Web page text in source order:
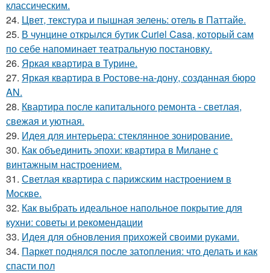
классическим.
24. Цвет, текстура и пышная зелень: отель в Паттайе.
25. В чунцине открылся бутик Curiel Casa, который сам
по себе напоминает театральную постановку.
26. Яркая квартира в Турине.
27. Яркая квартира в Ростове-на-дону, созданная бюро
AN.
28. Квартира после капитального ремонта - светлая,
свежая и уютная.
29. Идея для интерьера: стеклянное зонирование.
30. Как объединить эпохи: квартира в Милане с
винтажным настроением.
31. Светлая квартира с парижским настроением в
Москве.
32. Как выбрать идеальное напольное покрытие для
кухни: советы и рекомендации
33. Идея для обновления прихожей своими руками.
34. Паркет поднялся после затопления: что делать и как
спасти пол